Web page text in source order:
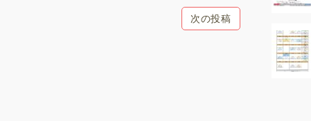
次の投稿